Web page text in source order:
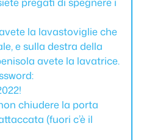
la lavastoviglie che
e sulla destra della
avete la lavatrice.
chiudere la porta
(fuori c’è il